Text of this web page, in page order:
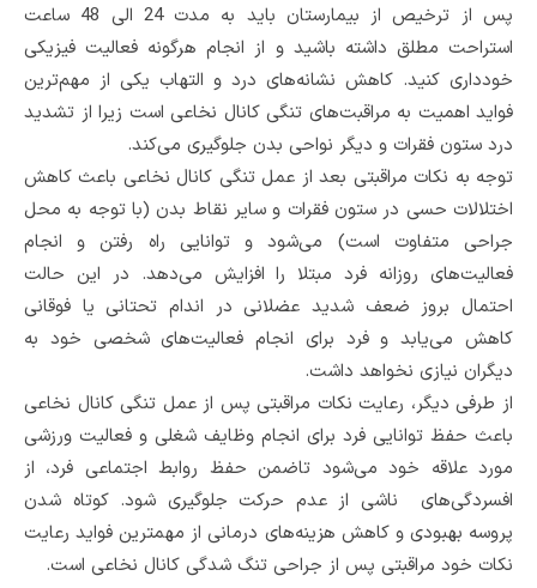
پس از ترخیص از بیمارستان باید به مدت 24 الی 48 ساعت
استراحت مطلق داشته باشید و از انجام هرگونه فعالیت فیزیکی
خودداری کنید‌. کاهش نشانه‌های درد و التهاب یکی از مهم‌ترین
فواید اهمیت به مراقبت‌های تنگی کانال نخاعی است زیرا از تشدید
درد ستون فقرات و دیگر نواحی بدن جلوگیری می‌کند.
توجه به نکات مراقبتی بعد از عمل تنگی کانال نخاعی باعث‌ کاهش
اختلالات حسی در ستون فقرات و سایر نقاط بدن (با توجه به محل
جراحی متفاوت است) می‌شود و توانایی راه رفتن و انجام
فعالیت‌های روزانه فرد مبتلا را افزایش می‌دهد. در این حالت
احتمال بروز ضعف شدید عضلانی در اندام تحتانی یا فوقانی
کاهش می‌یابد و فرد برای انجام فعالیت‌های شخصی خود به
دیگران نیازی نخواهد داشت.
از طرفی دیگر، رعایت نکات مراقبتی پس از عمل تنگی کانال نخاعی
باعث حفظ توانایی فرد برای انجام وظایف شغلی و فعالیت ورزشی
مورد علاقه خود می‌شود تاضمن حفظ روابط اجتماعی فرد، از
افسردگی‌های ناشی از عدم حرکت جلوگیری شود. کوتاه شدن
پروسه بهبودی و کاهش هزینه‌های درمانی از مهمترین فواید رعایت
نکات خود مراقبتی پس از جراحی تنگ شدگی کانال نخاعی است.